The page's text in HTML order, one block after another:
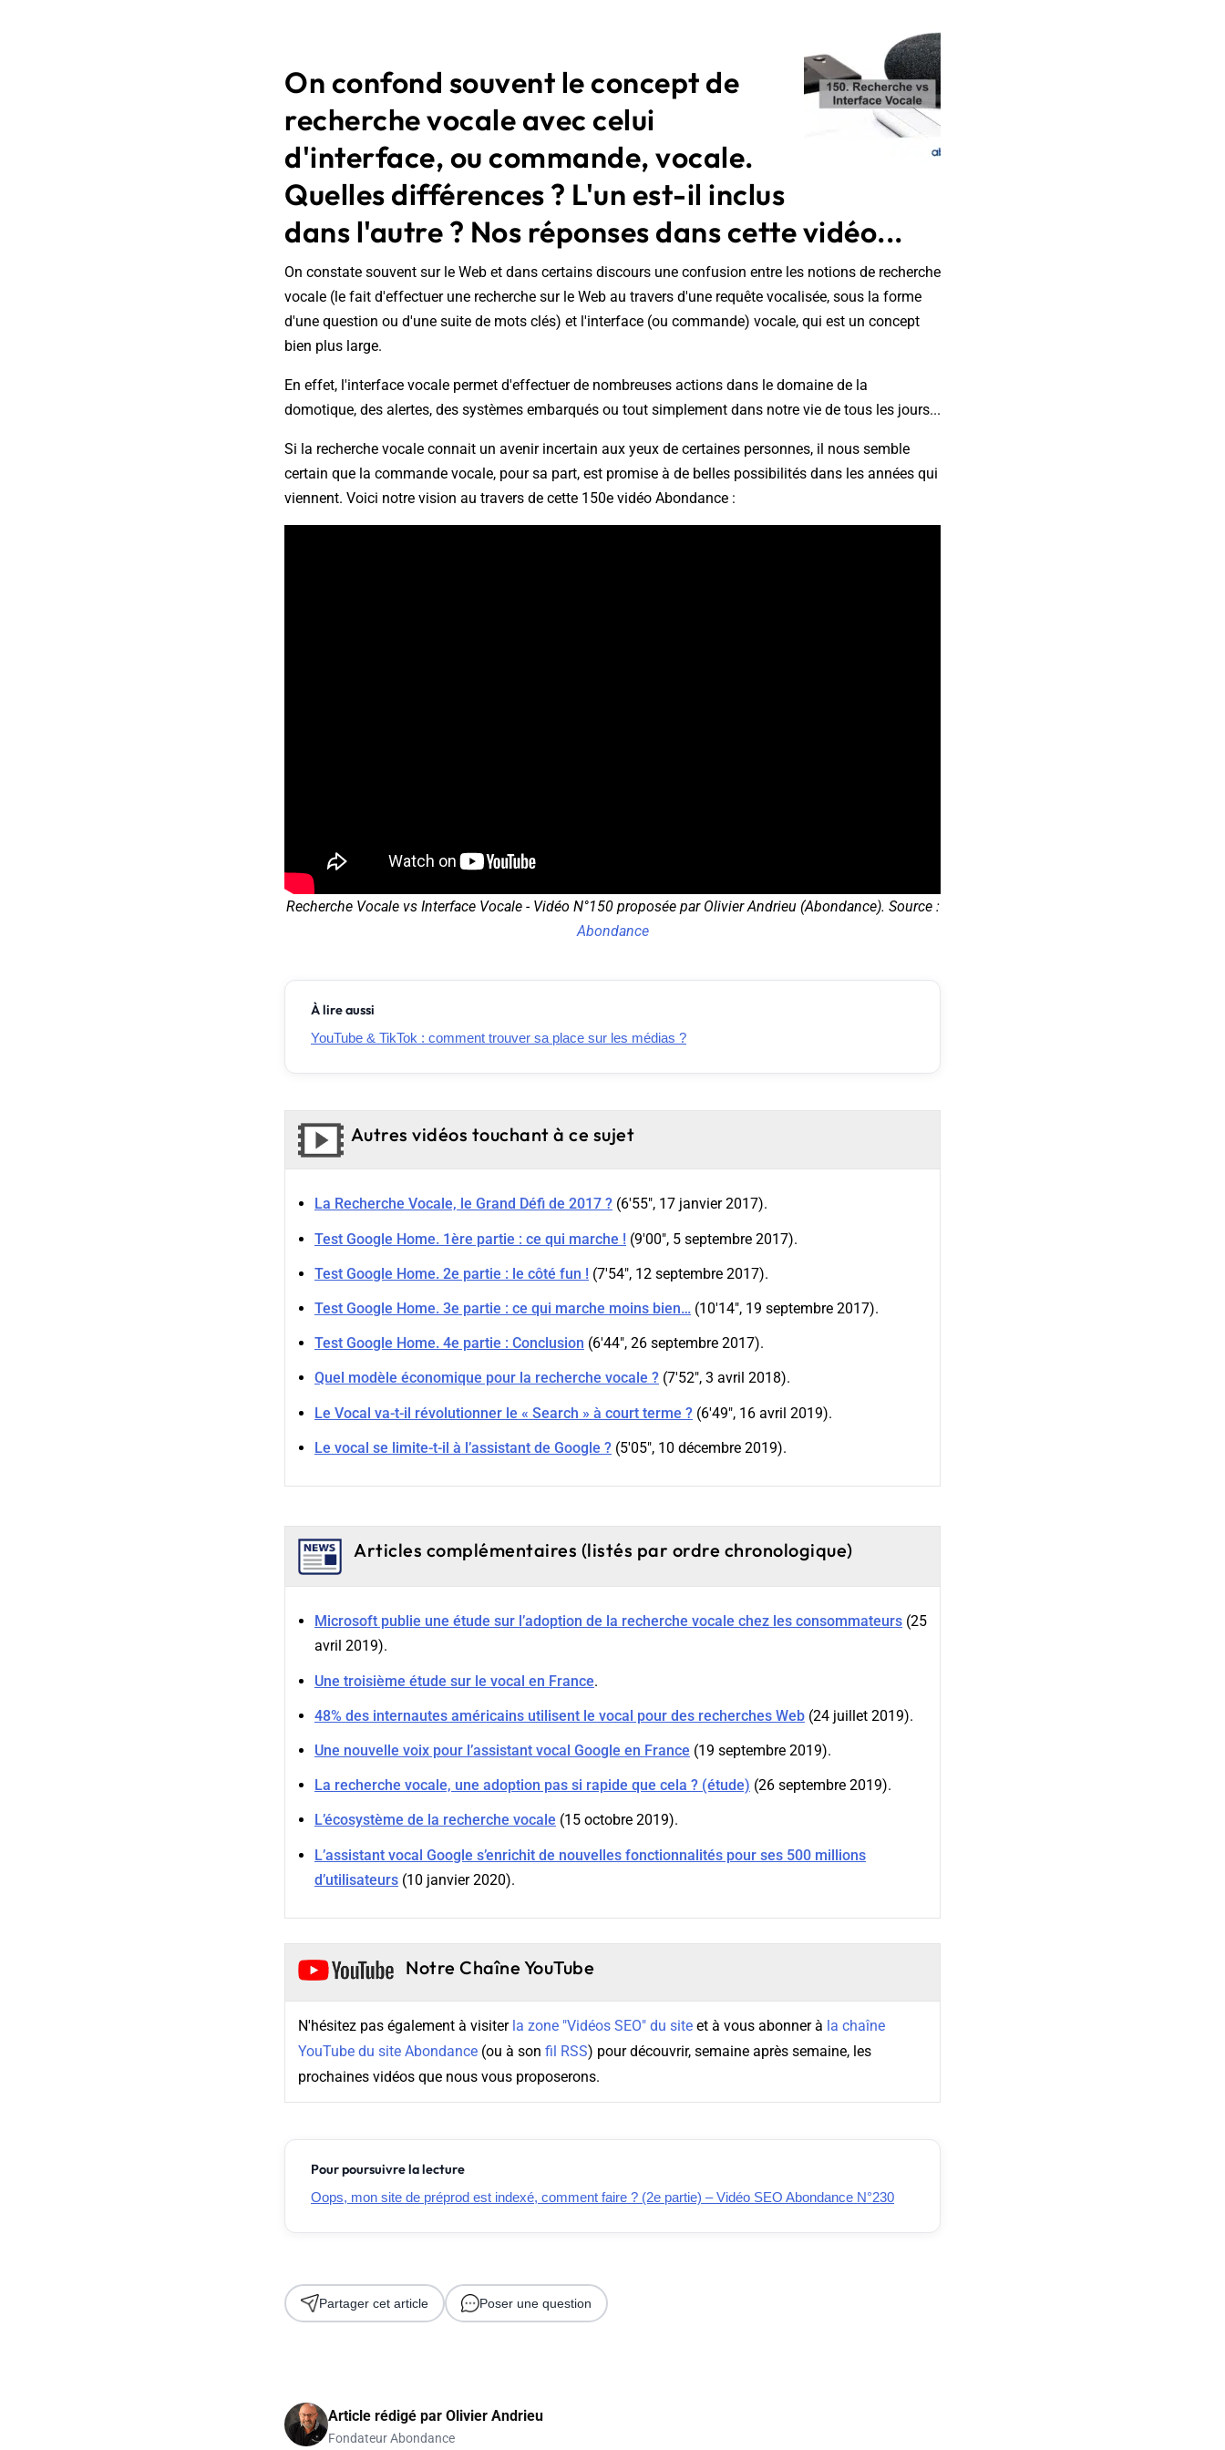
On confond souvent le concept de
recherche vocale avec celui
d'interface, ou commande, vocale.
Quelles différences ? L'un est-il inclus
dans l'autre ? Nos réponses dans cette vidéo...
On constate souvent sur le Web et dans certains discours une confusion entre les notions de recherche
vocale (le fait d'effectuer une recherche sur le Web au travers d'une requête vocalisée, sous la forme
d'une question ou d'une suite de mots clés) et l'interface (ou commande) vocale, qui est un concept
bien plus large.
En effet, l'interface vocale permet d'effectuer de nombreuses actions dans le domaine de la
domotique, des alertes, des systèmes embarqués ou tout simplement dans notre vie de tous les jours...
Si la recherche vocale connait un avenir incertain aux yeux de certaines personnes, il nous semble
certain que la commande vocale, pour sa part, est promise à de belles possibilités dans les années qui
viennent. Voici notre vision au travers de cette 150e vidéo Abondance :
Recherche Vocale vs Interface Vocale - Vidéo N°150 proposée par Olivier Andrieu (Abondance). Source :
Abondance
À lire aussi
YouTube & TikTok : comment trouver sa place sur les médias ?
Autres vidéos touchant à ce sujet
La Recherche Vocale, le Grand Défi de 2017 ?(6'55", 17 janvier 2017).
Test Google Home. 1ère partie : ce qui marche !(9'00", 5 septembre 2017).
Test Google Home. 2e partie : le côté fun !(7'54", 12 septembre 2017).
Test Google Home. 3e partie : ce qui marche moins bien…(10'14", 19 septembre 2017).
Test Google Home. 4e partie : Conclusion (6'44", 26 septembre 2017).
Quel modèle économique pour la recherche vocale ?(7'52", 3 avril 2018).
Le Vocal va-t-il révolutionner le « Search » à court terme ?(6'49", 16 avril 2019).
Le vocal se limite-t-il à l’assistant de Google ?(5'05", 10 décembre 2019).
Articles complémentaires (listés par ordre chronologique)
Microsoft publie une étude sur l’adoption de la recherche vocale chez les consommateurs(25
avril 2019).
Une troisième étude sur le vocal en France.
48% des internautes américains utilisent le vocal pour des recherches Web(24 juillet 2019).
Une nouvelle voix pour l’assistant vocal Google en France (19 septembre 2019).
La recherche vocale, une adoption pas si rapide que cela ? (étude) (26 septembre 2019).
L’écosystème de la recherche vocale (15 octobre 2019).
L’assistant vocal Google s’enrichit de nouvelles fonctionnalités pour ses 500 millions
d’utilisateurs(10 janvier 2020).
Notre Chaîne YouTube
N'hésitez pas également à visiter la zone "Vidéos SEO" du siteet à vous abonner à la chaîne
YouTube du site Abondance(ou à son fil RSS) pour découvrir, semaine après semaine, les
prochaines vidéos que nous vous proposerons.
Pour poursuivre la lecture
Oops, mon site de préprod est indexé, comment faire ? (2e partie) – Vidéo SEO Abondance N°230
Partager cet article Poser une question
Article rédigé par Olivier Andrieu
Fondateur Abondance